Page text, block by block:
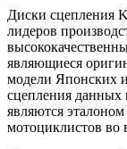
Диски сцепления
лидеров
являющиеся
модели Японских
сцепления данных
являются
мотоциклистов во